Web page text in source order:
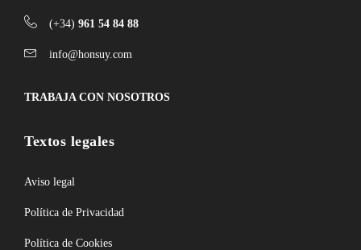
(+34) 961 54 84 88
info@honsuy.com
TRABAJA CON NOSOTROS
Textos legales
Aviso legal
Política de Privacidad
Política de Cookies